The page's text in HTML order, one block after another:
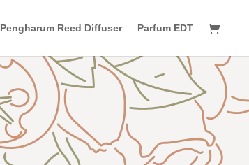
Pengharum Reed Diffuser Parfum EDT